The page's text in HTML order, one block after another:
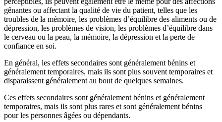
gênantes ou affectant la qualité de vie du patient, telles que les
troubles de la mémoire, les problèmes d’équilibre des aliments ou de
dépression, les problèmes de vision, les problèmes d’équilibre dans
le cerveau ou la peau, la mémoire, la dépression et la perte de
confiance en soi.
En général, les effets secondaires sont généralement bénins et
généralement temporaires, mais ils sont plus souvent temporaires et
disparaissent généralement au bout de quelques semaines.
Ces effets secondaires sont généralement bénins et généralement
temporaires, mais ils sont plus rares et sont généralement bénins
pour les personnes âgées ou dépendants.